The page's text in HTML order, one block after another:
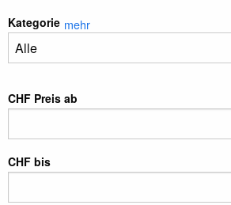
Kategorie mehr
CHF Preis ab
CHF bis